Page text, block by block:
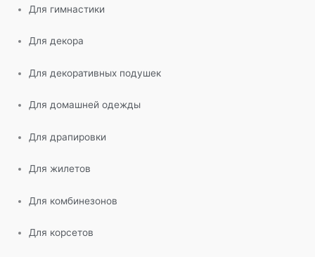
Для гимнастики
Для декора
Для декоративных подушек
Для домашней одежды
Для драпировки
Для жилетов
Для комбинезонов
Для корсетов